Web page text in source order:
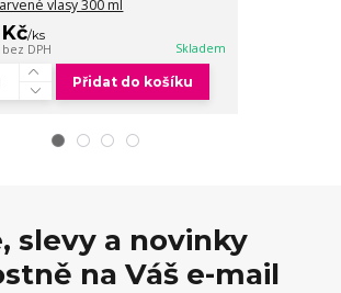
vlasy 300 ml
/ks
bez DPH Skladem
Přidat do košíku
slevy a novinky
na Váš e-mail